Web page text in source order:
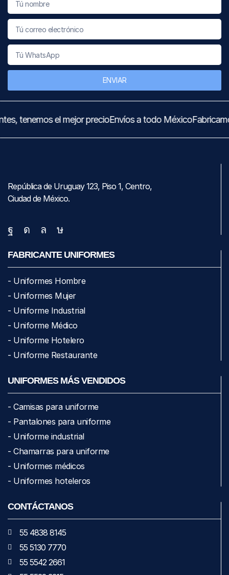
ENVIAR
tenemos el mejor precioEnvíos a todo México
República de Uruguay 123, Piso 1, Centro,
Ciudad de México.
FABRICANTE UNIFORMES
- Uniformes Hombre
- Uniformes Mujer
- Uniforme Industrial
- Uniforme Médico
- Uniforme Hotelero
- Uniforme Restaurante
UNIFORMES MÁS VENDIDOS
- Camisas para uniforme
- Pantalones para uniforme
- Uniforme industrial
- Chamarras para uniforme
- Uniformes médicos
- Uniformes hoteleros
CONTÁCTANOS
55 4838 8145
55 5130 7770
55 5542 2661